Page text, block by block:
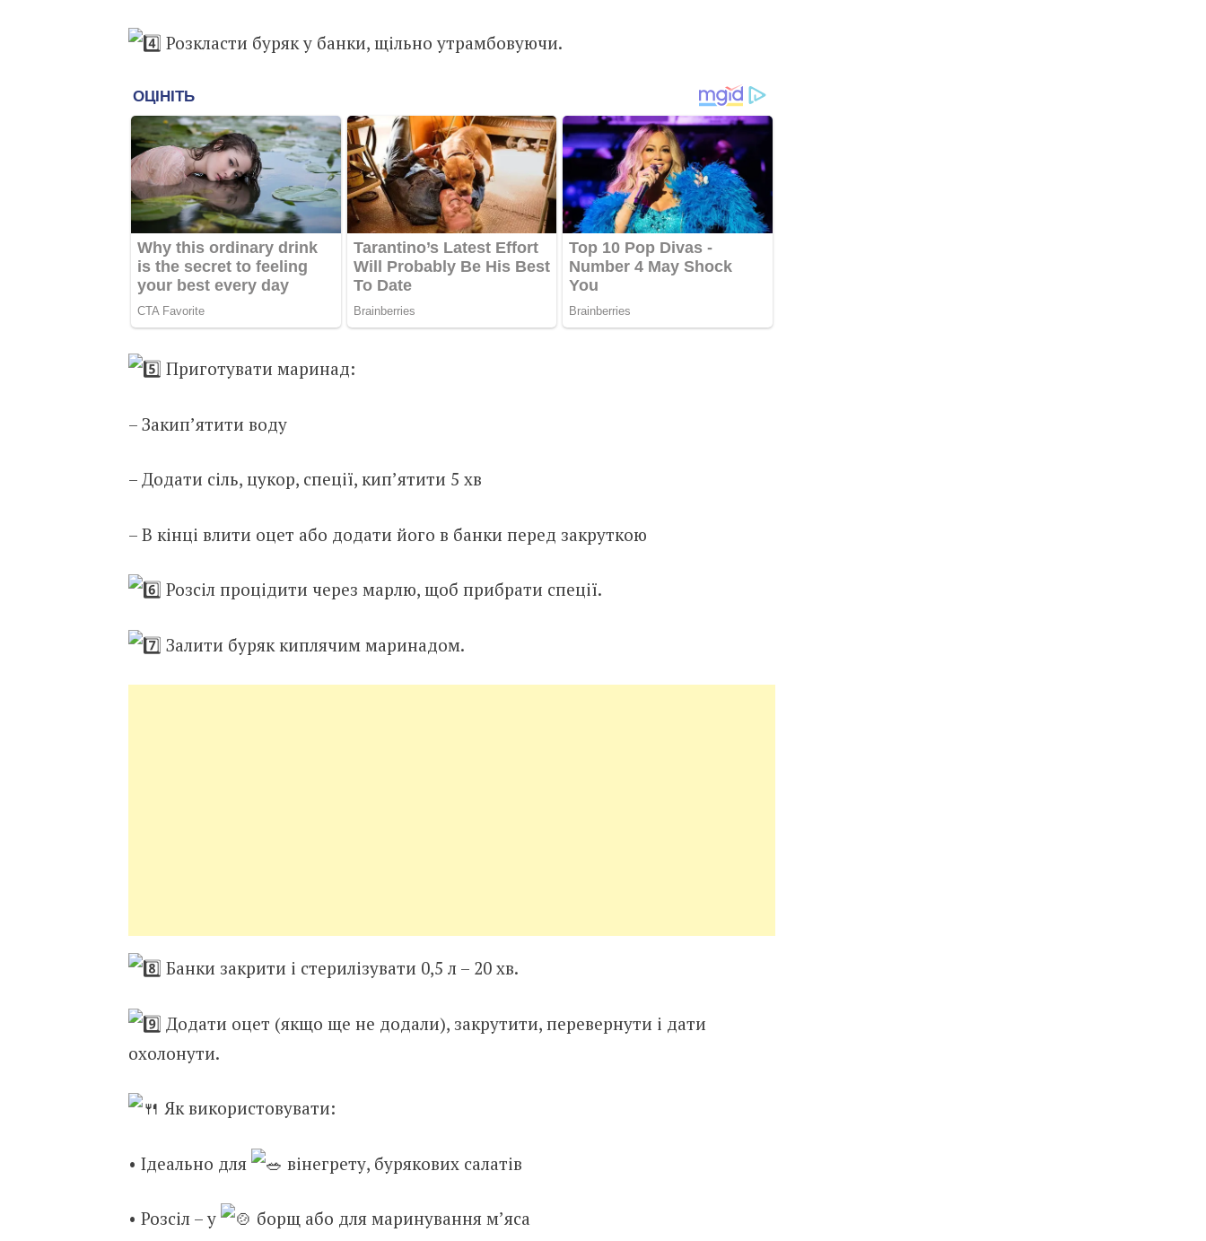
Розкласти буряк у банки, щільно утрамбовуючи.
Приготувати маринад:
– Закип’ятити воду
– Додати сіль, цукор, спеції, кип’ятити 5 хв
– В кінці влити оцет або додати його в банки перед закруткою
Розсіл процідити через марлю, щоб прибрати спеції.
Залити буряк киплячим маринадом.
Банки закрити і стерилізувати 0,5 л – 20 хв.
Додати оцет (якщо ще не додали), закрутити, перевернути і дати
охолонути.
Як використовувати:
• Ідеально для вінегрету, бурякових салатів
• Розсіл – у борщ або для маринування м’яса